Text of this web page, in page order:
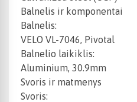
Balnelis ir komponentai
Balnelis:
VELO VL-7046, Pivotal
Balnelio laikiklis:
Aluminium, 30.9mm
Svoris ir matmenys
Svoris: